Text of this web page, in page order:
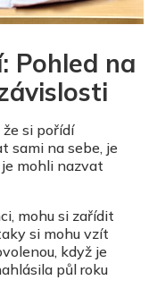
Pohled na
si pořídí
sami na sebe, je
mohli nazvat
mohu si zařídit
si mohu vzít
když je
půl roku